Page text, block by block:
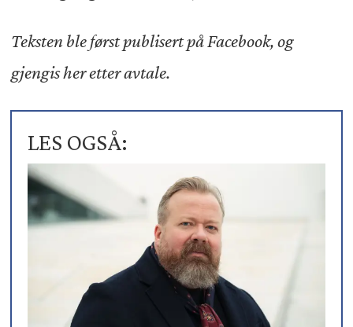
Teksten ble først publisert på Facebook, og
gjengis her etter avtale.
LES OGSÅ: